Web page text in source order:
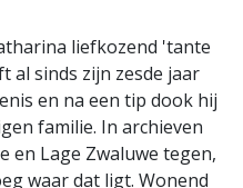
liefkozend 'tante
al sinds zijn zesde jaar
en na een tip dook hij
familie. In archieven
en Lage Zwaluwe tegen,
waar dat ligt. Wonend